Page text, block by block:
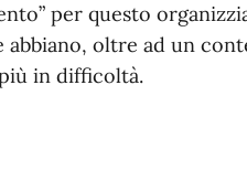
per questo
abbiano, oltre ad un
in difficoltà.